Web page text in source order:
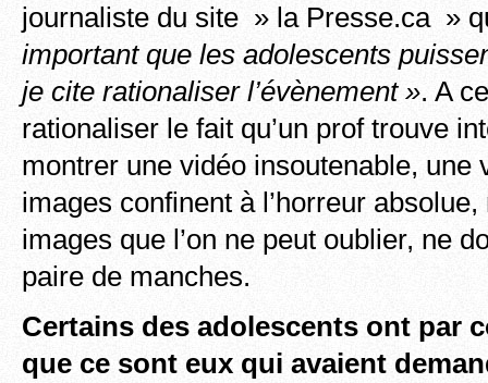
journaliste du site » la Presse.ca »
important que les adolescents
je cite rationaliser l’évènement ». A
rationaliser le fait qu’un prof trouve
montrer une vidéo insoutenable, une
images confinent à l’horreur
images que l’on ne peut oublier, ne
paire de manches.
Certains des adolescents ont par
que ce sont eux qui avaient